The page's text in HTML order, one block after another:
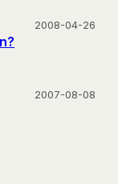
2008-04-26
2007-08-08